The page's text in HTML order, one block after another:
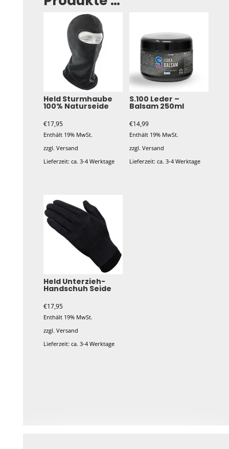
Held Sturmhaube
100% Naturseide
€17,95
Enthält 19% MwSt.
zzgl.Versand
Lieferzeit: ca. 3-4 Werktage
S.100 Leder –
Balsam 250ml
€14,99
Enthält 19% MwSt.
zzgl. Versand
Lieferzeit: ca. 3-4 Werktage
Held Unterzieh-
Handschuh Seide
€17,95
Enthält 19% MwSt.
zzgl.Versand
Lieferzeit: ca. 3-4 Werktage